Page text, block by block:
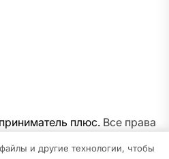
плюс. Все права
и другие технологии, чтобы